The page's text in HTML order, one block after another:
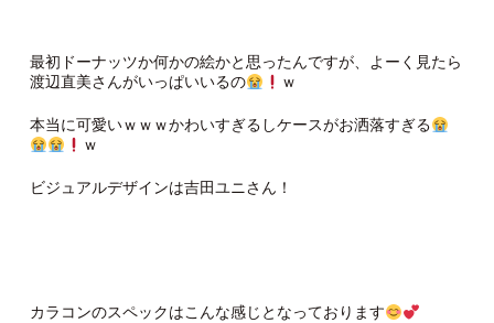
最初ドーナッツか何かの絵かと思ったんですが、よーく見たら
渡辺直美さんがいっぱいいるの
ｗ
本当に可愛いｗｗｗかわいすぎるしケースがお洒落すぎる
ｗ
ビジュアルデザインは吉田ユニさん！
カラコンのスペックはこんな感じとなっております